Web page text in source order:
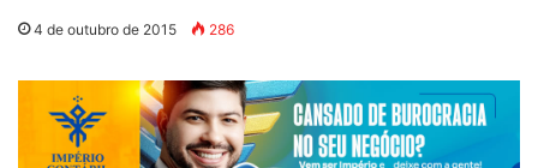
4 de outubro de 2015 286